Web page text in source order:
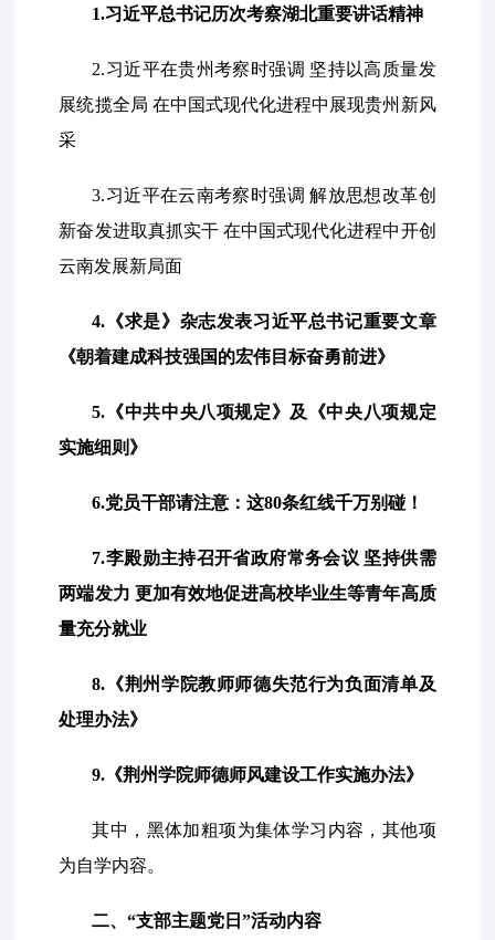
1.习近平总书记历次考察湖北重要讲话精神
2.习近平在贵州考察时强调 坚持以高质量发
展统揽全局 在中国式现代化进程中展现贵州新风
采
3.习近平在云南考察时强调 解放思想改革创
新奋发进取真抓实干 在中国式现代化进程中开创
云南发展新局面
4.《求是》杂志发表习近平总书记重要文章
《朝着建成科技强国的宏伟目标奋勇前进》
5.《中共中央八项规定》及《中央八项规定
实施细则》
6.党员干部请注意：这80条红线千万别碰！
7.李殿勋主持召开省政府常务会议 坚持供需
两端发力 更加有效地促进高校毕业生等青年高质
量充分就业
8.《荆州学院教师师德失范行为负面清单及
处理办法》
9.《荆州学院师德师风建设工作实施办法》
其中，黑体加粗项为集体学习内容，其他项
为自学内容。
二、“支部主题党日”活动内容